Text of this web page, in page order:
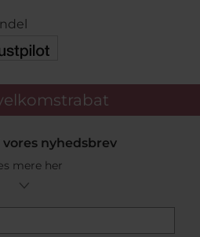
nyhedsbrev
mere her